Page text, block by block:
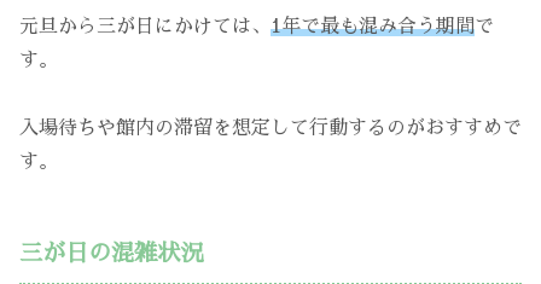
元旦から三が日にかけては、 1年で最も混み合う期間で
す。
入場待ちや館内の滞留を想定して行動するのがおすすめで
す。
三が日の混雑状況